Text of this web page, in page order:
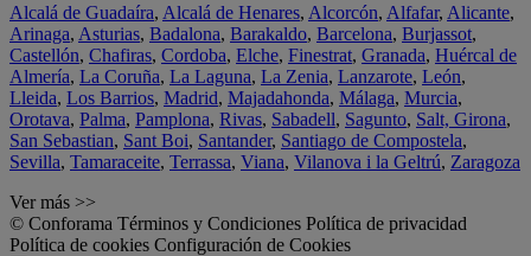
Alcalá de Guadaíra, Alcalá de Henares, Alcorcón, Alfafar, Alicante,
Arinaga, Asturias, Badalona, Barakaldo, Barcelona, Burjassot,
Castellón, Chafiras, Cordoba, Elche, Finestrat, Granada, Huércal de
Almería, La Coruña, La Laguna, La Zenia, Lanzarote, León,
Lleida, Los Barrios, Madrid, Majadahonda, Málaga, Murcia,
Orotava, Palma, Pamplona, Rivas, Sabadell, Sagunto, Salt, Girona,
San Sebastian, Sant Boi, Santander, Santiago de Compostela,
Sevilla, Tamaraceite, Terrassa, Viana, Vilanova i la Geltrú, Zaragoza
Ver más >>
© Conforama Términos y Condiciones Política de privacidad
Política de cookies Configuración de Cookies